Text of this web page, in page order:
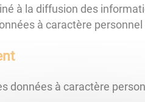
à la diffusion des
à caractère
données à caractère